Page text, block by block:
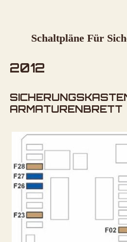
Schaltpläne Für
2012
ARMATURENBRETT